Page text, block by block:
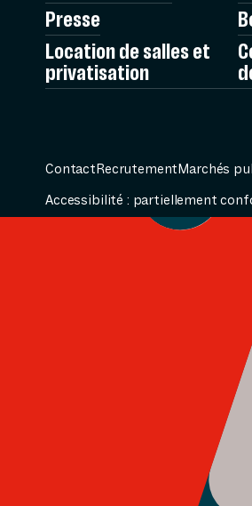
Presse
Location de salles et
privatisation
ContactRecrutementMarchés
Accessibilité : partiellement